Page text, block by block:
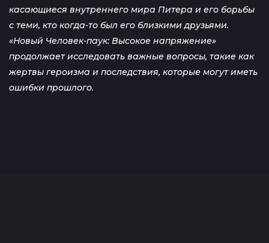
касающиеся внутреннего мира Питера и его борьбы
с теми, кто когда-то был его близкими друзьями.
«Новый Человек-паук: Высокое напряжение»
продолжает исследовать важные вопросы, такие как
жертвы героизма и последствия, которые могут иметь
ошибки прошлого.